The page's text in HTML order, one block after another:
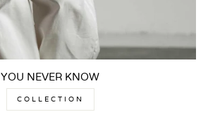
YOU NEVER KNOW
COLLECTION